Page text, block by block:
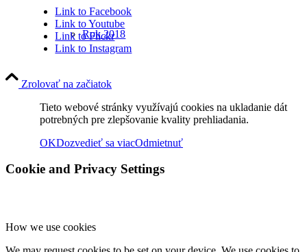
Rok 2018
Rok 2017
Naše priestory
Link to Facebook
Link to Youtube
Link to Flickr
Link to Instagram
Zrolovať na začiatok
Tieto webové stránky využívajú cookies na ukladanie dát
potrebných pre zlepšovanie kvality prehliadania.
OKDozvedieť sa viacOdmietnuť
Cookie and Privacy Settings
How we use cookies